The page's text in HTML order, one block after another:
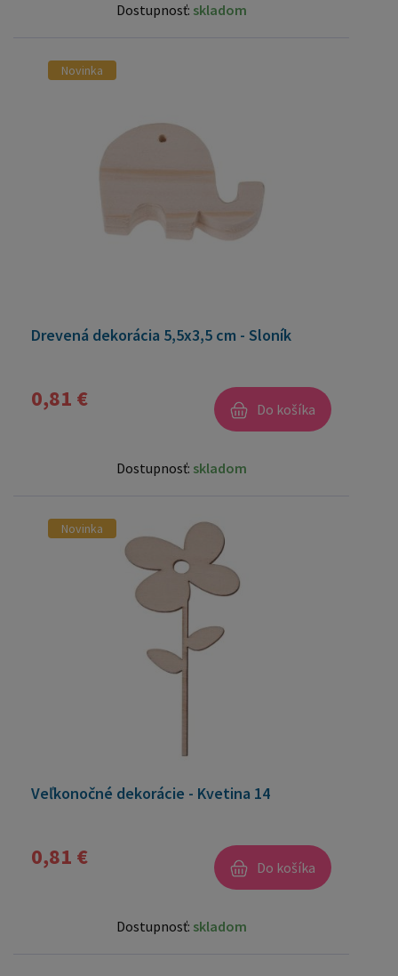
Dostupnosť: skladom
Novinka
Drevená dekorácia 5,5x3,5 cm - Sloník
0,81 € Do košíka
Dostupnosť: skladom
Novinka
Veľkonočné dekorácie - Kvetina 14
0,81 € Do košíka
Dostupnosť: skladom